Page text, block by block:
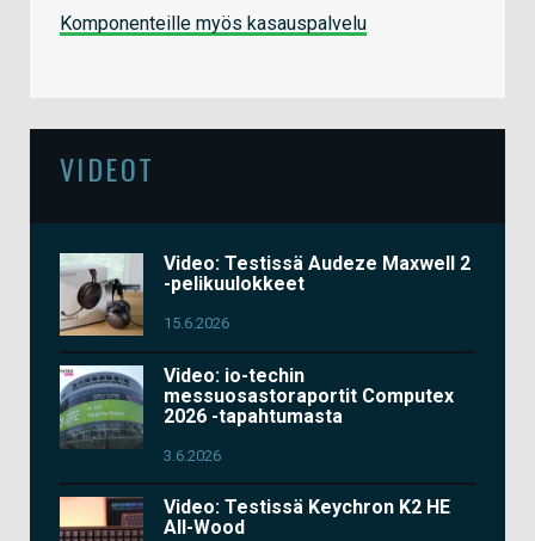
Komponenteille myös kasauspalvelu
VIDEOT
Video: Testissä Audeze Maxwell 2
-pelikuulokkeet
15.6.2026
Video: io-techin
messuosastoraportit Computex
2026 -tapahtumasta
3.6.2026
Video: Testissä Keychron K2 HE
All-Wood